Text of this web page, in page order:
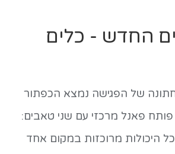
החדש - כלים
של הפגישה נמצא הכפתור
פותח פאנל מרכזי עם שני טאבים:
היכולות מרוכזות במקום אחד